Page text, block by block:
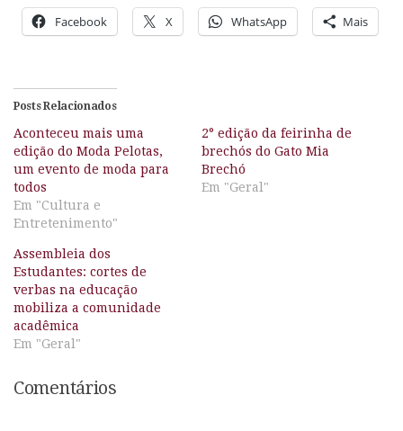
Facebook X WhatsApp Mais
Posts Relacionados
Aconteceu mais uma
edição do Moda Pelotas,
um evento de moda para
todos
Em "Cultura e
Entretenimento"
2° edição da feirinha de
brechós do Gato Mia
Brechó
Em "Geral"
Assembleia dos
Estudantes: cortes de
verbas na educação
mobiliza a comunidade
acadêmica
Em "Geral"
Comentários